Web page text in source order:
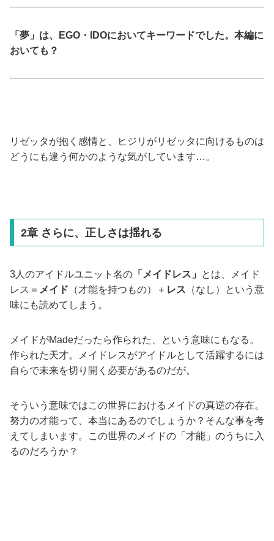
「夢」は、EGO・IDOにおいてキーワードでした。本編に
おいても？
リゼッタが抱く感情と、ヒジリがリゼッタに向けるものは
どうにも違う何かのような気がしています…。
2章 さらに、正しさは揺れる
3人のアイドルユニット名の 「メイドレス」
とは、メイド
レス＝ メイド （才能を持つもの）＋ レス （なし）という意
味にも読めてしまう。
メイドがMadeだったら作られた、という意味にもなる。
作られた天才。メイドレスがアイドルとして活躍するには
自らで未来を切り開く必要があるのだが。
そういう意味ではこの世界におけるメイドの真逆の存在。
努力の才能って、本当にあるのでしょうか？そんな事を考
えてしまいます。この世界のメイドの「才能」のうちに入
るのだろうか？